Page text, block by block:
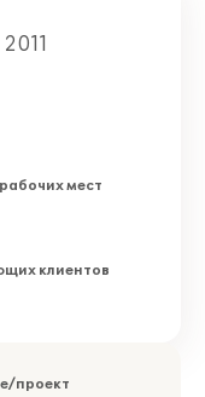
мест
клиентов
проект